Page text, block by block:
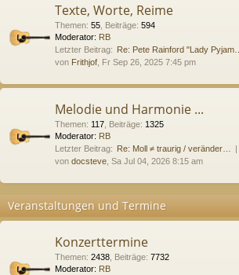
Texte, Worte, Reime
Themen: 55 Beiträge: 594
Moderator: RB
Letzter Beitrag: Re: Pete Rainford "Lady Pyjam…
von Frithjof , Fr Sep 26, 2025 7:45 pm
Melodie und Harmonie ...
Themen: 117 Beiträge: 1325
Moderator: RB
Letzter Beitrag: Re: Moll ≠ traurig / veränder…
von docsteve , Sa Jul 04, 2026 8:15 am
Veranstaltungen und Termine
Konzerttermine
Themen: 2438 Beiträge: 7732
Moderator: RB